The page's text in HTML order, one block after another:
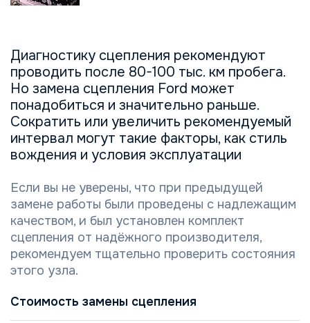
Диагностику сцепления рекомендуют
проводить после 80-100 тыс. км пробега.
Но замена сцепления Ford может
понадобиться и значительно раньше.
Сократить или увеличить рекомендуемый
интервал могут такие факторы, как стиль
вождения и условия эксплуатации
Если вы не уверены, что при предыдущей
замене работы были проведены с надлежащим
качеством, и был установлен комплект
сцепления от надёжного производителя,
рекомендуем тщательно проверить состояния
этого узла.
Стоимость замены сцепления